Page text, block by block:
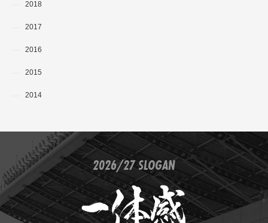
2018
2017
2016
2015
2014
2026/27 SLOGAN